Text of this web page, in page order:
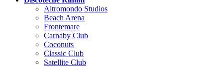
Altromondo Studios
Beach Arena
Frontemare
Carnaby Club
Coconuts
Classic Club
Satellite Club